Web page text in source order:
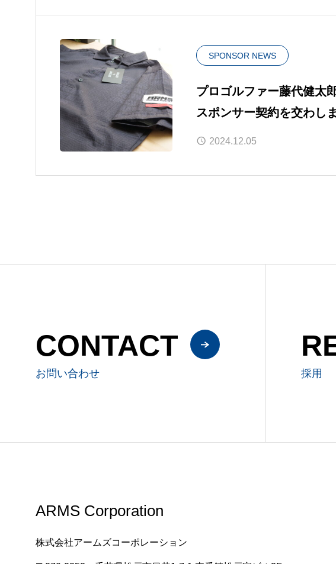
SPONSOR NEWS
プロゴルファー藤代健太
スポンサー契約を交わし
2024.12.05
CONTACT
お問い合わせ 採用
ARMS Corporation
株式会社アームズコーポレーション